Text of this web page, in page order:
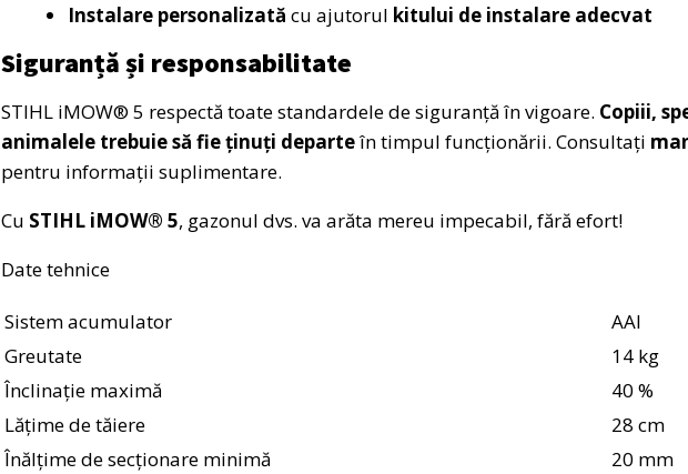
Instalare personalizată cu ajutorul kitului de instalare adecvat
Siguranță și responsabilitate
STIHL iMOW® 5 respectă toate standardele de siguranță în vigoare. Copiii,
animalele trebuie să fie ținuți departeîn timpul funcționării. Consultați
pentru informații suplimentare.
Cu STIHL iMOW® 5, gazonul dvs. va arăta mereu impecabil, fără efort!
Date tehnice
Sistem acumulator
AAI
Greutate
14 kg
Înclinaţie maximă
40 %
Lățime de tăiere
28 cm
Înălțime de secționare minimă
20 mm